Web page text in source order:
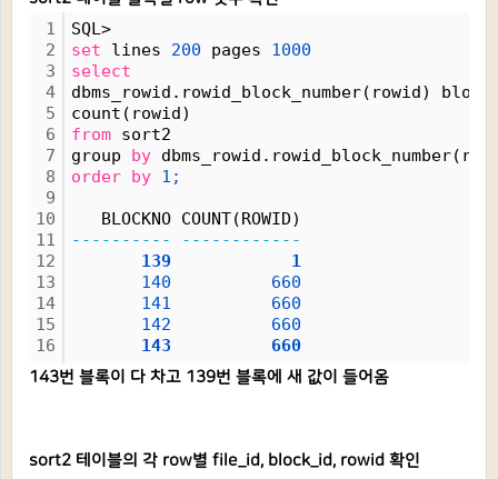
1
2
3
4
5
6
7
8
9
10
11
12
13
14
15
16
SQL>
set lines 200 pages 1000
select
dbms_rowid.rowid_block_number(rowid)
count(rowid)
from sort2
group by
order by 1;
BLOCKNO COUNT(ROWID)
----------
------------
139
1
140
660
141
660
142
660
143
660
143번 블록이 다 차고 139번 블록에 새 값이 들어옴
sort2 테이블의 각 row별 file_id, block_id, rowid 확인